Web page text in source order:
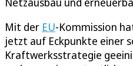
Mit der EU-Kommission
jetzt auf Eckpunkte einer
Kraftwerksstrategie